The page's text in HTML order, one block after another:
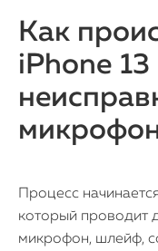
Как
iPhone 13
Процесс
который проводит
микрофон, шлейф,